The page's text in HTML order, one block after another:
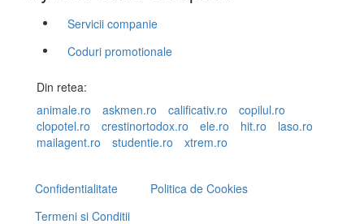
Servicii companie
Coduri promotionale
Din retea:
animale.ro
askmen.ro calificativ.ro
copilul.ro
clopotel.ro
crestinortodox.ro ele.ro hit.ro
laso.ro
mailagent.ro
studentie.ro xtrem.ro
Confidentialitate
Politica de Cookies
Termeni si Conditii